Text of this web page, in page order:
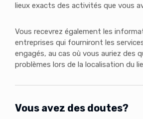
lieux exacts des activités que vous
Vous recevrez également les
entreprises qui fourniront les
engagés, au cas où vous auriez des
problèmes lors de la localisation du
Vous avez des doutes?